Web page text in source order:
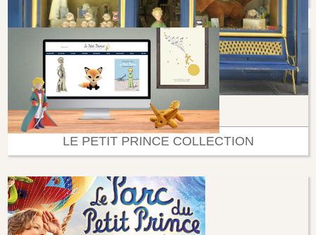
LE PETIT PRINCE COLLECTION